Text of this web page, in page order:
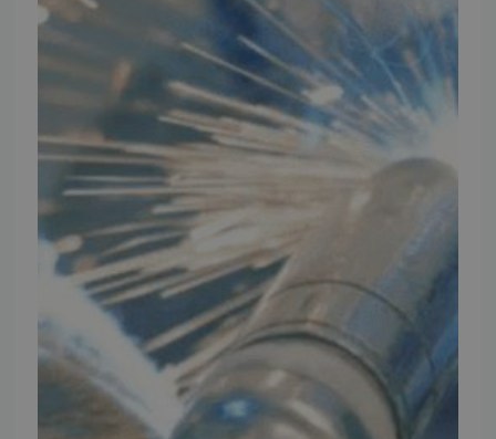
IMPORTØR
Alle mærker og modeller på tmp.dk importeres i Danmark af:
Thomas Møller Pedersen Aps.
Elmevej 18, Glyngøre 7870 Roslev
info@tmp.dk
+45 97 74 07 33
CVR: 29625425
NB:Ved henvendelse ang. dit køretøj, reparation og service
mm. skal du oplyse dit stelnummer eller registreringsnummer.
INFORMATION
TMP
Ansøg om at blive forhandler